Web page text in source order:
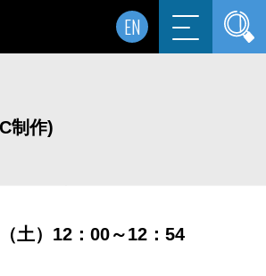
EN
制作)
土）12：00～12：54